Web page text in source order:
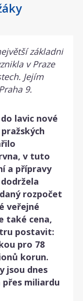
základní
v Praze
Jejím
9.
lavic nové
v tuto
a přípravy
rozpočet
veřejné
také cena,
postavit:
pro 78
korun.
jsou dnes
miliardu